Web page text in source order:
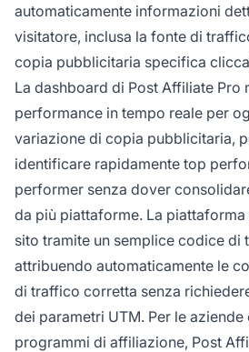
automaticamente informazioni
visitatore, inclusa la fonte di
copia pubblicitaria specifica
La dashboard di Post Affiliate Pro
performance in tempo reale per
variazione di copia pubblicitaria,
identificare rapidamente top
performer senza dover
da più piattaforme. La
sito tramite un semplice codice di
attribuendo automaticamente le
di traffico corretta senza
dei parametri UTM. Per le
programmi di affiliazione, Post